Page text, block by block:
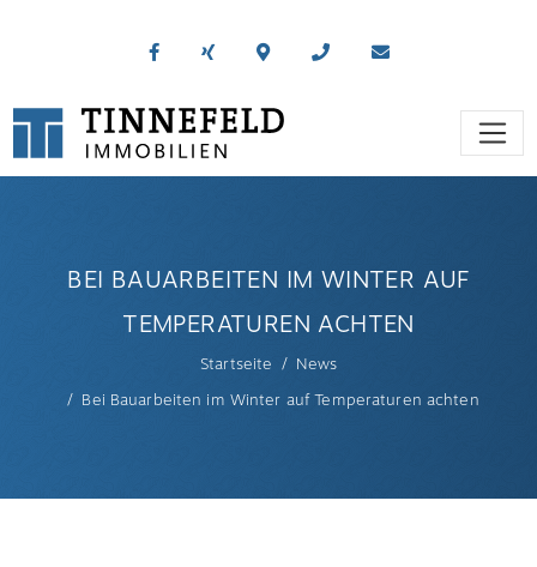
BEI BAUARBEITEN IM WINTER AUF
TEMPERATUREN ACHTEN
Startseite
News
Bei Bauarbeiten im Winter auf Temperaturen achten